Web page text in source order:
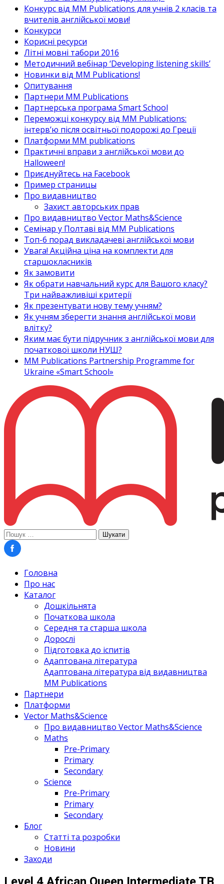
Конкурс від MM Publications для учнів 2 класів та
вчителів англійської мови!
Конкурси
Корисні ресурси
Літні мовні табори 2016
Методичний вебінар ‘Developing listening skills’
Новинки від MM Publications!
Опитування
Партнери MM Publications
Партнерська програма Smart School
Переможці конкурсу від MM Publications:
інтерв’ю після освітньої подорожі до Греції
Платформи MM publications
Практичні вправи з англійської мови до
Halloween!
Приєднуйтесь на Facebook
Пример страницы
Про видавництво
Захист авторських прав
Про видавництво Vector Maths&Science
Семінар у Полтаві від MM Publications
Топ-6 порад викладачеві англійської мови
Увага! Акційна ціна на комплекти для
старшокласників
Як замовити
Як обрати навчальний курс для Вашого класу?
Три найважливіші критерії
Як презентувати нову тему учням?
Як учням зберегти знання англійської мови
влітку?
Яким має бути підручник з англійської мови для
початкової школи НУШ?
MM Publications Partnership Programme for
Ukraine «Smart School»
Пошук:
Головна
Про нас
Каталог
Дошкільнята
Початкова школа
Середня та старша школа
Дорослі
Підготовка до іспитів
Адаптована література
Адаптована література від видавництва
MM Publications
Партнери
Платформи
Vector Maths&Science
Про видавництво Vector Maths&Science
Maths
Pre-Primary
Primary
Secondary
Science
Pre-Primary
Primary
Secondary
Блог
Статті та розробки
Новини
Заходи